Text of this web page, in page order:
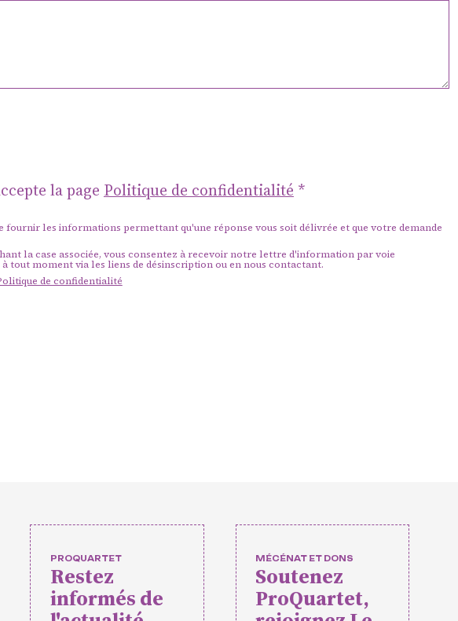
la page Politique de confidentialité
fournir les informations permettant qu'une réponse vous soit délivrée et que votre demande
la case associée, vous consentez à recevoir notre lettre d'information par voie
tout moment via les liens de désinscription ou en nous contactant.
de confidentialité
PROQUARTET
Restez
informés de
MÉCÉNAT ET DONS
Soutenez
ProQuartet,
et
ProQuartet Vidéos des masterclasses